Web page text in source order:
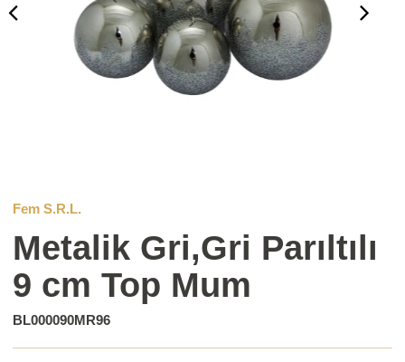
Fem S.R.L.
Metalik Gri,Gri Parıltılı
9 cm Top Mum
BL000090MR96